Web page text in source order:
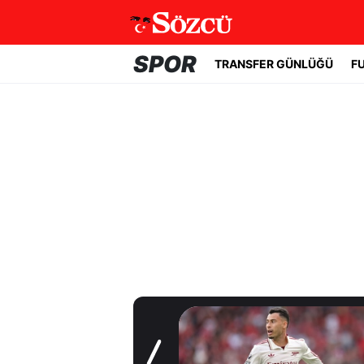
SPOR TRANSFER GÜNLÜĞÜ
Real Madrid yıldız
oyuncuyla 7 yıllık